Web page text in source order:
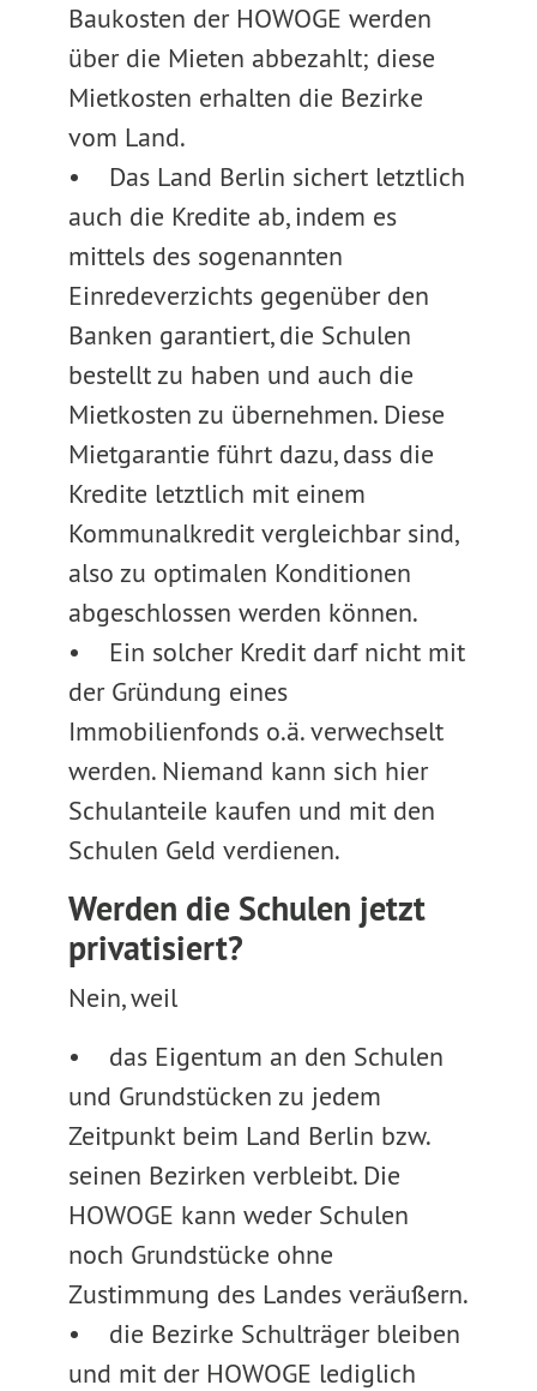
Baukosten der HOWOGE werden
über die Mieten abbezahlt; diese
Mietkosten erhalten die Bezirke
vom Land.
• Das Land Berlin sichert letztlich
auch die Kredite ab, indem es
mittels des sogenannten
Einredeverzichts gegenüber den
Banken garantiert, die Schulen
bestellt zu haben und auch die
Mietkosten zu übernehmen. Diese
Mietgarantie führt dazu, dass die
Kredite letztlich mit einem
Kommunalkredit vergleichbar sind,
also zu optimalen Konditionen
abgeschlossen werden können.
• Ein solcher Kredit darf nicht mit
der Gründung eines
Immobilienfonds o.ä. verwechselt
werden. Niemand kann sich hier
Schulanteile kaufen und mit den
Schulen Geld verdienen.
Werden die Schulen jetzt
privatisiert?
Nein, weil
• das Eigentum an den Schulen
und Grundstücken zu jedem
Zeitpunkt beim Land Berlin bzw.
seinen Bezirken verbleibt. Die
HOWOGE kann weder Schulen
noch Grundstücke ohne
Zustimmung des Landes veräußern.
• die Bezirke Schulträger bleiben
und mit der HOWOGE lediglich